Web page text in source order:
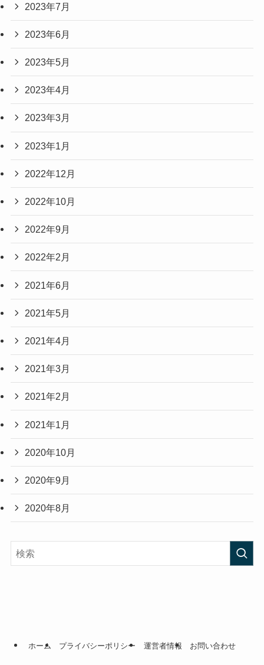
2023年7月
2023年6月
2023年5月
2023年4月
2023年3月
2023年1月
2022年12月
2022年10月
2022年9月
2022年2月
2021年6月
2021年5月
2021年4月
2021年3月
2021年2月
2021年1月
2020年10月
2020年9月
2020年8月
ホーム プライバシーポリシー 運営者情報 お問い合わせ